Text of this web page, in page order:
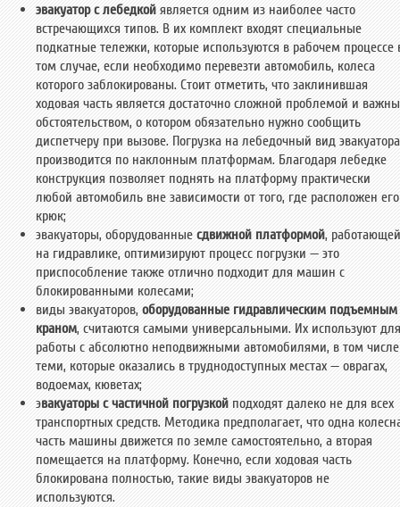
эвакуатор с лебедкой является одним из наиболее часто
встречающихся типов. В их комплект входят специальные
подкатные тележки, которые используются в рабочем процессе
том случае, если необходимо перевезти автомобиль, колеса
которого заблокированы. Стоит отметить, что заклинившая
ходовая часть является достаточно сложной проблемой и
обстоятельством, о котором обязательно нужно сообщить
диспетчеру при вызове. Погрузка на лебедочный вид эвакуатора
производится по наклонным платформам. Благодаря лебедке
конструкция позволяет поднять на платформу практически
любой автомобиль вне зависимости от того, где расположен его
крюк;
эвакуаторы, оборудованные сдвижной платформой, работающей
на гидравлике, оптимизируют процесс погрузки — это
приспособление также отлично подходит для машин с
блокированными колесами;
виды эвакуаторов, оборудованные гидравлическим подъемным
краном, считаются самыми универсальными. Их используют для
работы с абсолютно неподвижными автомобилями, в том числе
теми, которые оказались в труднодоступных местах — оврагах,
водоемах, кюветах;
эвакуаторы с частичной погрузкой подходят далеко не для всех
транспортных средств. Методика предполагает, что одна
часть машины движется по земле самостоятельно, а вторая
помещается на платформу. Конечно, если ходовая часть
блокирована полностью, такие виды эвакуаторов не
используются.